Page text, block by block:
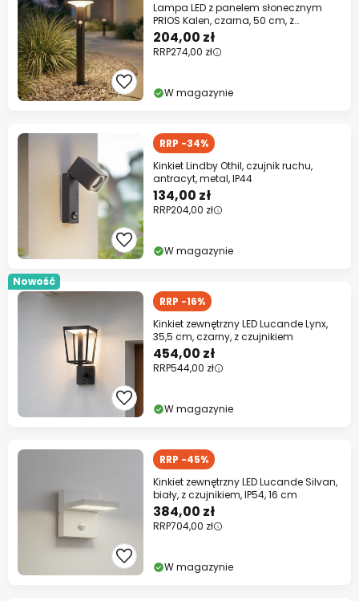
Lampa LED z panelem słonecznym
PRIOS Kalen, czarna, 50 cm, z
czujnikiem
204,00 zł
RRP274,00 zł
W magazynie
RRP -34%
Kinkiet Lindby Othil, czujnik ruchu,
antracyt, metal, IP44
134,00 zł
RRP204,00 zł
W magazynie
Nowość
RRP -16%
Kinkiet zewnętrzny LED Lucande Lynx,
35,5 cm, czarny, z czujnikiem
454,00 zł
RRP544,00 zł
W magazynie
RRP -45%
Kinkiet zewnętrzny LED Lucande Silvan,
biały, z czujnikiem, IP54, 16 cm
384,00 zł
RRP704,00 zł
W magazynie